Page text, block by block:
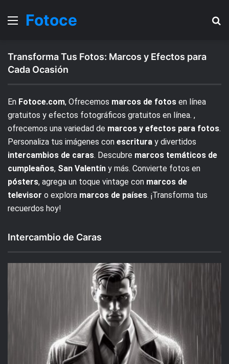
Menu
Fotoce
Transforma Tus Fotos: Marcos y Efectos para
Cada Ocasión
En Fotoce.com, Ofrecemos marcos de fotos en línea
gratuitos y efectos fotográficos gratuitos en línea. ,
ofrecemos una variedad de marcos y efectos para fotos.
Personaliza tus imágenes con escritura y divertidos
intercambios de caras. Descubre marcos temáticos de
cumpleaños, San Valentín y más. Convierte fotos en
pósters, agrega un toque vintage con marcos de
televisor o explora marcos de países. ¡Transforma tus
recuerdos hoy!
Intercambio de Caras